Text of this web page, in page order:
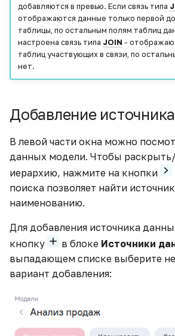
HTML виджетов с Apache
Echarts
Отображение нескольких
показателей в одном
тренде
Подключение
источников из облачного
хранилища
помощью python
Построение виджета
"Карта"
Примеры использования
переменных
добавляются в превью. Если связь типа
отображаются данные только первой
таблицы, по остальным полям таблиц
настроена связь типа JOIN -
таблиц участвующих в связи, по
нет.
Добавление
В левой части окна можно
данных модели. Чтобы
иерархию, нажмите на кнопки
поиска позволяет найти
наименованию.
Для добавления источника
кнопку
в блоке Источники
выпадающем списке выберите
вариант добавления: